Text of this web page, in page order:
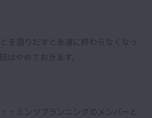
を語りだすと永遠に終わらなくなっ
はやめておきます。
・ミンツプランニングのメンバーと